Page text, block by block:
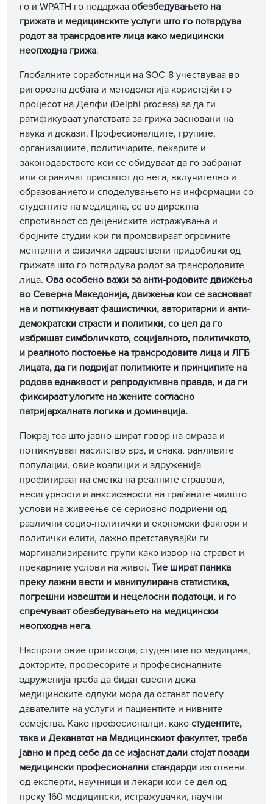
го и WPATH го поддржаа обезбедувањето на
грижата и медицинските услуги што го потврдува
родот за трансрдовите лица како медицински
неопходна грижа.
Глобалните соработници на SOC-8 учествуваа во
ригорозна дебата и методологија користејќи го
процесот на Делфи (Delphi process) за да ги
ратификуваат упатствата за грижа засновани на
наука и докази. Професионалците, групите,
организациите, политичарите, лекарите и
законодавството кои се обидуваат да го забранат
или ограничат пристапот до нега, вклучително и
образованието и споделувањето на информации со
студентите на медицина, се во директна
спротивност со децениските истражувања и
бројните студии кои ги промовираат огромните
ментални и физички здравствени придобивки од
грижата што го потврдува родот за трансродовите
лица. Ова особено важи за анти-родовите движења
во Северна Македонија, движења кои се засноваат
на и поттикнуваат фашистички, авторитарни и анти-
демократски страсти и политики, со цел да го
избришат симболичкото, социјалното, политичкото,
и реалното постоење на трансродовите лица и ЛГБ
лицата, да ги подријат политиките и принципите на
родова еднаквост и репродуктивна правда, и да ги
фиксираат улогите на жените согласно
патријархалната логика и доминација.
Покрај тоа што јавно шират говор на омраза и
поттикнуваат насилство врз, и онака, ранливите
популации, овие коалиции и здруженија
профитираат на сметка на реалните стравови,
несигурности и анксиозности на граѓаните чиишто
услови на живеење се сериозно подриени од
различни социо-политички и економски фактори и
политички елити, лажно претставувајќи ги
маргинализираните групи како извор на стравот и
прекарните услови на живот. Тие шират паника
преку лажни вести и манипулирана статистика,
погрешни извештаи и нецелосни податоци, и го
спречуваат обезбедувањето на медицински
неопходна нега.
Наспроти овие притисоци, студентите по медицина,
докторите, професорите и професионалните
здруженија треба да бидат свесни дека
медицинските одлуки мора да останат помеѓу
давателите на услуги и пациентите и нивните
семејства. Како професионалци, како студентите,
така и Деканатот на Медицинскиот факултет, треба
јавно и пред себе да се изјаснат дали стојат позади
медицински професионални стандарди изготвени
од експерти, научници и лекари кои се дел од
преку 160 медицински, истражувачки, научни